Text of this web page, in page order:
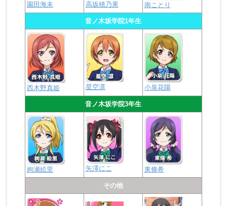
園田海未 高坂穂乃果 南ことり
音ノ木坂学院1年生
西木野真姫 星空凛 小泉花陽
音ノ木坂学院3年生
絢瀬絵里 矢澤にこ 東條希
その他